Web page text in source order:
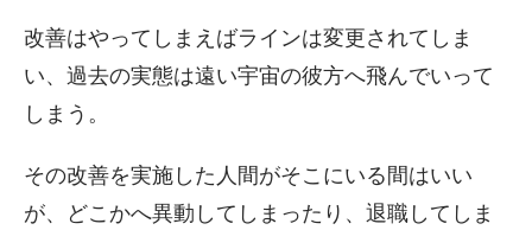
改善はやってしまえばラインは変更されてしま
い、過去の実態は遠い宇宙の彼方へ飛んでいって
しまう。
その改善を実施した人間がそこにいる間はいい
が、どこかへ異動してしまったり、退職してしま